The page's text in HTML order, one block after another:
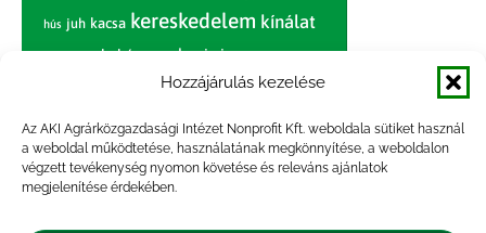
Hozzájárulás kezelése
Az AKI Agrárközgazdasági Intézet Nonprofit Kft. weboldala sütiket használ
a weboldal működtetése, használatának megkönnyítése, a weboldalon
végzett tevékenység nyomon követése és releváns ajánlatok
megjelenítése érdekében.
hús juh kacsa kereskedelem kínálat
körte marhahús nagybani piac narancs
nemzetközi árinformációk
paradicsom piac piaci jelentés
pulyka pulykahús sertés sertéshús
szarvasmarha termelés
termelői